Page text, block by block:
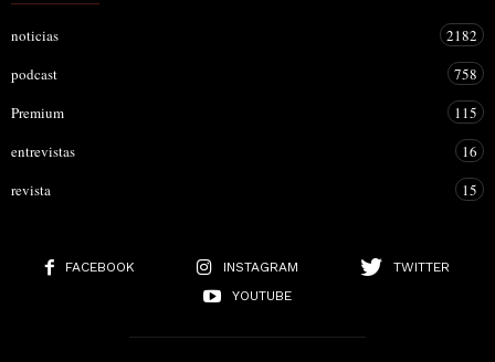
noticias
2182
podcast
758
Premium
115
entrevistas
16
revista
15
FACEBOOK INSTAGRAM
TWITTER
YOUTUBE